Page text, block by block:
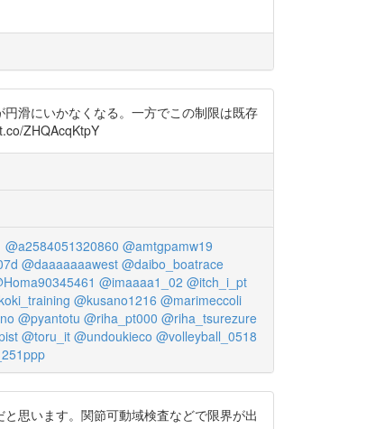
滑にいかなくなる。一方でこの制限は既存
ZHQAcqKtpY
@a2584051320860 @amtgpamw19
@daaaaaaawest @daibo_boatrace
@imaaaa1_02 @itch_i_pt
@kusano1216 @marimeccoli
@pyantotu @riha_pt000 @riha_tsurezure
@toru_it @undoukieco @volleyball_0518
思います。関節可動域検査などで限界が出